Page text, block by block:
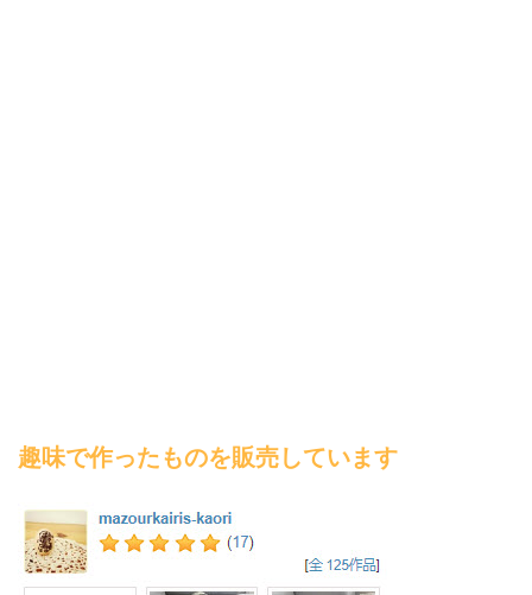
趣味で作ったものを販売しています